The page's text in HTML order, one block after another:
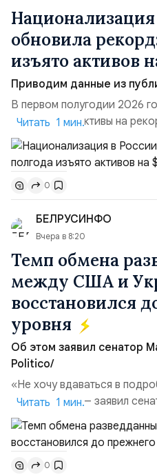
обновила
изъято активов
Приводим данные из
В первом полугодии 2026
государству активы на
подсчитали аналитики
чем за аналогичный
Всего зафиксировано 15
транзакций, которые
объёма всего российского
поглощений. Крупнейшей ...
Читать 1 мин.
0
БЕЛРУСИНФО
Вчера в 8:20
Темп обмена
между США и
восстановился
уровня
Об этом заявил сенатор
Politico/
«Не хочу вдаваться в
улучшилась», — заявил
высокопоставленный член
добавив, что
ракет большой дальности
удары вглубь российской
Читать 1 мин.
0